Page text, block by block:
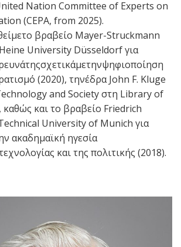
Nation Committee of Experts on
(CEPA, from 2025).
βραβείο Mayer-Struckmann
University Düsseldorf για
(2020), τηνέδρα John F. Kluge
and Society στη Library of
και το βραβείο Friedrich
University of Munich για
ακαδημαϊκή ηγεσία
και της πολιτικής (2018).